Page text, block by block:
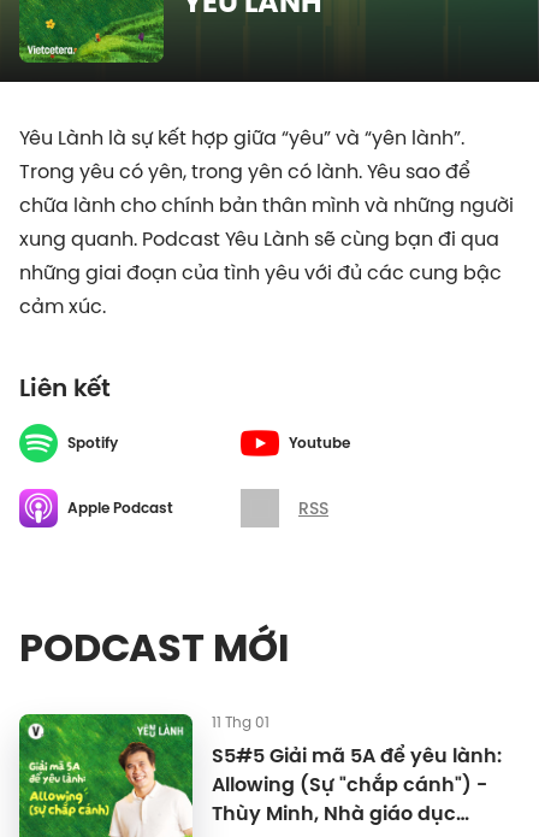
Yêu Lành là sự kết hợp giữa “yêu” và “yên lành”.
Trong yêu có yên, trong yên có lành. Yêu sao để
chữa lành cho chính bản thân mình và những người
xung quanh. Podcast Yêu Lành sẽ cùng bạn đi qua
những giai đoạn của tình yêu với đủ các cung bậc
cảm xúc.
Liên kết
Spotify Youtube
Apple Podcast RSS
PODCAST MỚI
11 Thg 01
S5#5 Giải mã 5A để yêu lành:
Allowing (Sự "chắp cánh") -
Thùy Minh, Nhà giáo dục